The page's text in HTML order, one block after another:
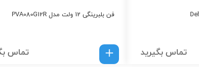
تماس بگیرید
فن بلبرینگی 12 ولت مدل PVA080G12R
تماس